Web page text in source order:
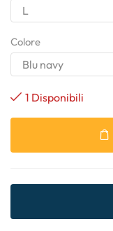
Colore
1 Disponibili